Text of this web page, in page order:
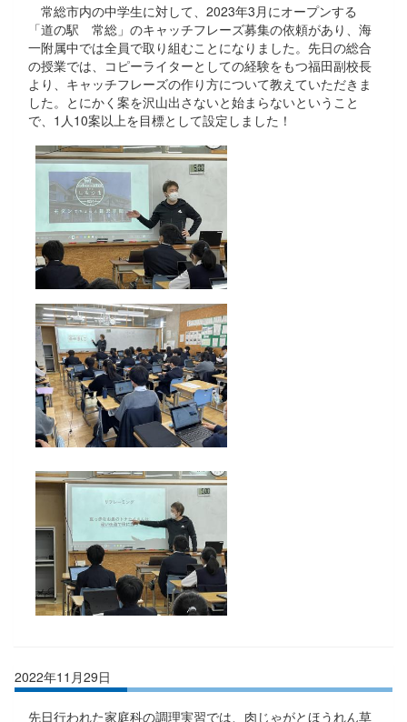
常総市内の中学生に対して、2023年3月にオープンする
「道の駅 常総」のキャッチフレーズ募集の依頼があり、海
一附属中では全員で取り組むことになりました。先日の総合
の授業では、コピーライターとしての経験をもつ福田副校長
より、キャッチフレーズの作り方について教えていただきま
した。とにかく案を沢山出さないと始まらないということ
で、1人10案以上を目標として設定しました！
2022年11月29日
先日行われた家庭科の調理実習では、肉じゃがとほうれん草